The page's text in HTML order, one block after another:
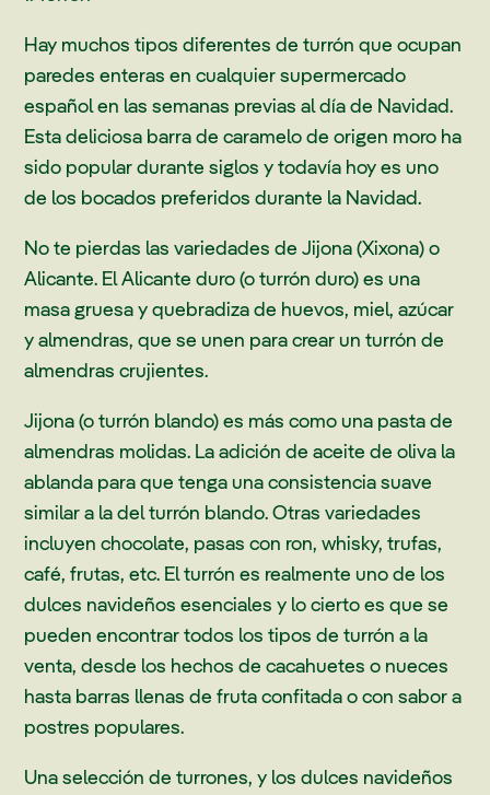
Hay muchos tipos diferentes de turrón que ocupan
paredes enteras en cualquier supermercado
español en las semanas previas al día de Navidad.
Esta deliciosa barra de caramelo de origen moro ha
sido popular durante siglos y todavía hoy es uno
de los bocados preferidos durante la Navidad.
No te pierdas las variedades de Jijona (Xixona) o
Alicante. El Alicante duro (o turrón duro) es una
masa gruesa y quebradiza de huevos, miel, azúcar
y almendras, que se unen para crear un turrón de
almendras crujientes.
Jijona (o turrón blando) es más como una pasta de
almendras molidas. La adición de aceite de oliva la
ablanda para que tenga una consistencia suave
similar a la del turrón blando. Otras variedades
incluyen chocolate, pasas con ron, whisky, trufas,
café, frutas, etc. El turrón es realmente uno de los
dulces navideños esenciales y lo cierto es que se
pueden encontrar todos los tipos de turrón a la
venta, desde los hechos de cacahuetes o nueces
hasta barras llenas de fruta confitada o con sabor a
postres populares.
Una selección de turrones, y los dulces navideños